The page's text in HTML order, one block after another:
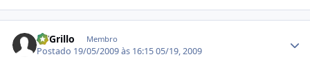
RVGrillo Membro
Postado 19/05/2009 às 16:1505/19, 2009